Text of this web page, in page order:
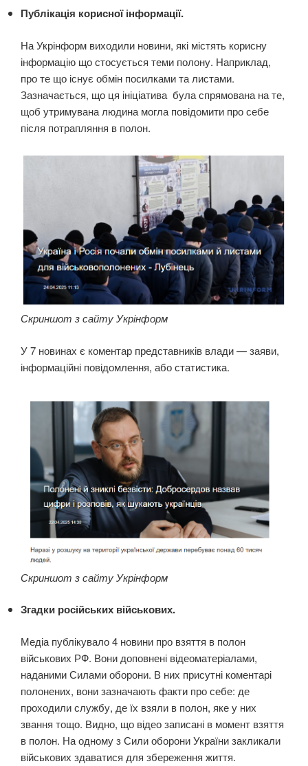
Публікація корисної інформації.
На Укрінформ виходили новини, які містять корисну
інформацію що стосується теми полону. Наприклад,
про те що існує обмін посилками та листами.
Зазначається, що ця ініціатива була спрямована на те,
щоб утримувана людина могла повідомити про себе
після потрапляння в полон.
Скриншот з сайту Укрінформ
У 7 новинах є коментар представників влади — заяви,
інформаційні повідомлення, або статистика.
Скриншот з сайту Укрінформ
Згадки російських військових.
Медіа публікувало 4 новини про взяття в полон
військових РФ. Вони доповнені відеоматеріалами,
наданими Силами оборони. В них присутні коментарі
полонених, вони зазначають факти про себе: де
проходили службу, де їх взяли в полон, яке у них
звання тощо. Видно, що відео записані в момент взяття
в полон. На одному з Сили оборони України закликали
військових здаватися для збереження життя.